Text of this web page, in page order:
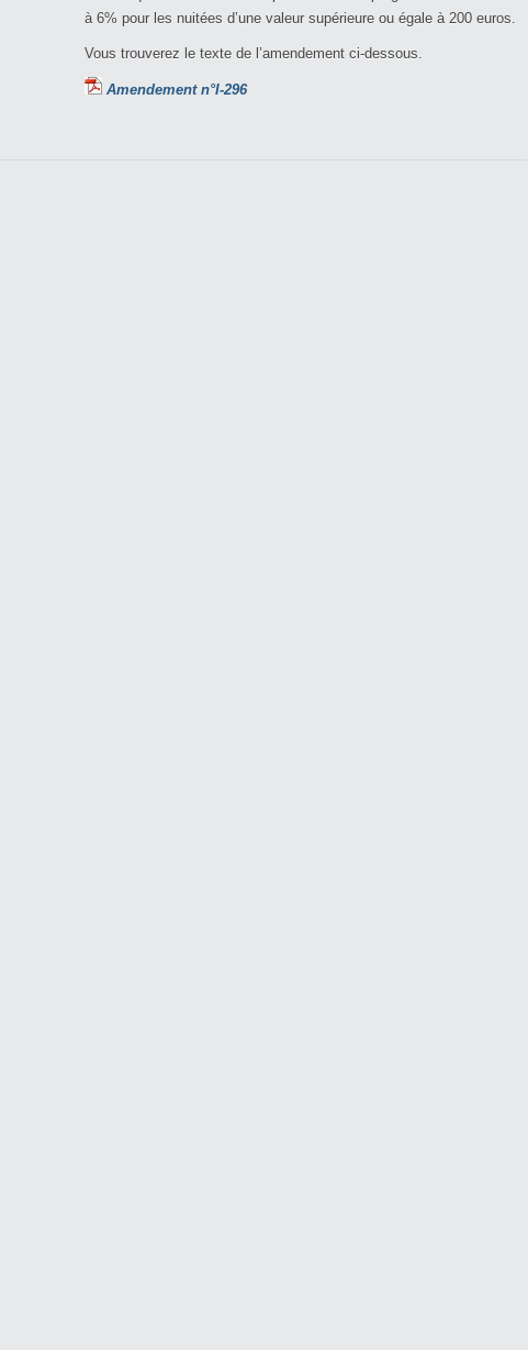
à 6% pour les nuitées d’une valeur supérieure ou égale à 200 euros.
Vous trouverez le texte de l’amendement ci-dessous.
Amendement n°I-296